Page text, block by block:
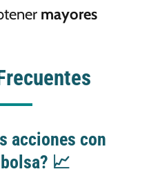
mayores
acciones con
📈